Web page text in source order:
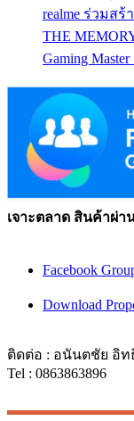
realme ร่วมส
THE
Gaming
เจาะตลาด สินค้าผ่า
Facebook
Download
ติดต่อ : อนันตชัย อิ
Tel : 0863863896